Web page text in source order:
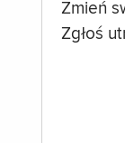
Zmień
Zgłoś